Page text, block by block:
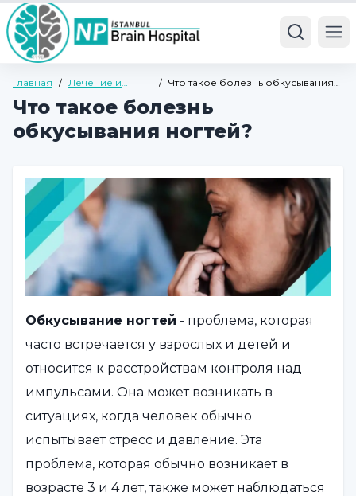
Главная / Лечение и
/ Что такое болезнь обкусывания
Что такое болезнь
обкусывания ногтей?
Обкусывание ногтей - проблема, которая
часто встречается у взрослых и детей и
относится к расстройствам контроля над
импульсами. Она может возникать в
ситуациях, когда человек обычно
испытывает стресс и давление. Эта
проблема, которая обычно возникает в
возрасте 3 и 4 лет, также может наблюдаться